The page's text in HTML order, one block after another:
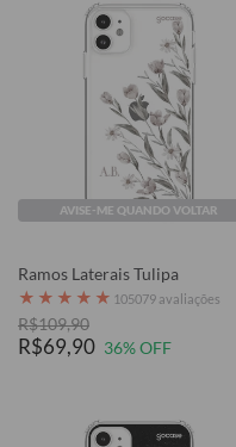
AVISE-ME QUANDO VOLTAR
Ramos Laterais Tulipa
★ ★ ★ ★ ★ 105079 avaliações
R$109,90
R$69,90 36% OFF